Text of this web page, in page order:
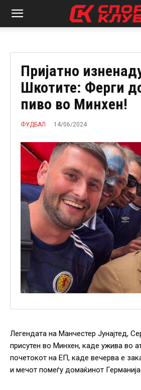
Пријатно
Шкотите: Ферги
пиво во Минхен!
ФУДБАЛ 14/06/2024
Легендата на Манчестер Јунајтед,
присутен во Минхен, каде ужива во
почетокот на ЕП, каде вечерва е
и мечот помеѓу домаќинот